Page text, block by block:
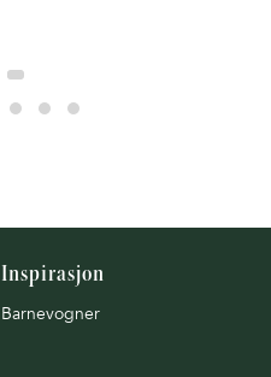
Inspirasjon
Barnevogner